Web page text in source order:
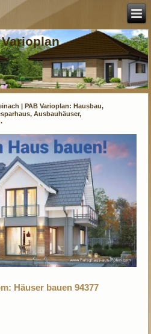
Varioplan
| PAB Varioplan: Hausbau,
Ausbauhäuser,
Häuser bauen 94377